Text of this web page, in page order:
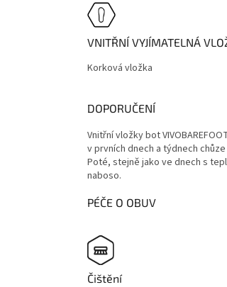
VNITŘNÍ VYJÍMATELNÁ
Korková vložka
DOPORUČENÍ
Vnitřní vložky bot
v prvních dnech a týdnech
Poté, stejně jako ve dnech s
naboso.
PÉČE O OBUV
Čištění